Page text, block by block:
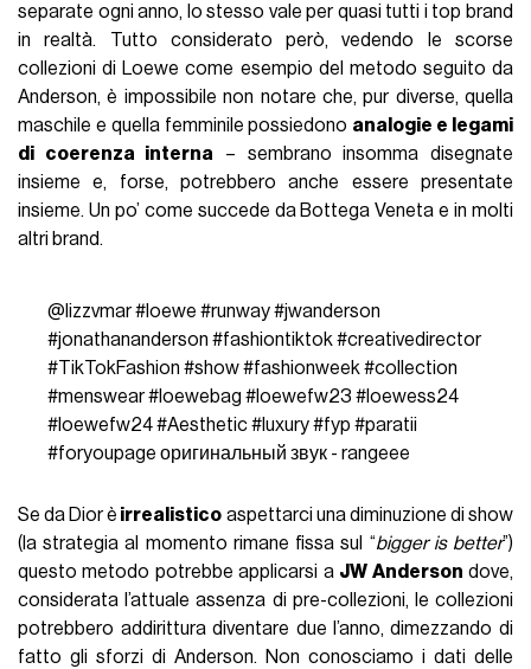
separate ogni anno, lo stesso vale per quasi tutti i top brand
in realtà. Tutto considerato però, vedendo le scorse
collezioni di Loewe come esempio del metodo seguito da
Anderson, è impossibile non notare che, pur diverse, quella
maschile e quella femminile possiedono analogie e legami
di coerenza interna – sembrano insomma disegnate
insieme e, forse, potrebbero anche essere presentate
insieme. Un po’ come succede da Bottega Veneta e in molti
altri brand.
@lizzvmar#loewe #runway#jwanderson
#jonathananderson #fashiontiktok #creativedirector
#TikTokFashion #show#fashionweek #collection
#menswear#loewebag #loewefw23 #loewess24
#loewefw24#Aesthetic#luxury#fyp #paratii
#foryoupage оригинальный звук - rangeee
Se da Dior è irrealistico aspettarci una diminuzione di show
(la strategia al momento rimane fissa sul “bigger is better”)
questo metodo potrebbe applicarsi a JW Anderson dove,
considerata l’attuale assenza di pre-collezioni, le collezioni
potrebbero addirittura diventare due l’anno, dimezzando di
fatto gli sforzi di Anderson. Non conosciamo i dati delle